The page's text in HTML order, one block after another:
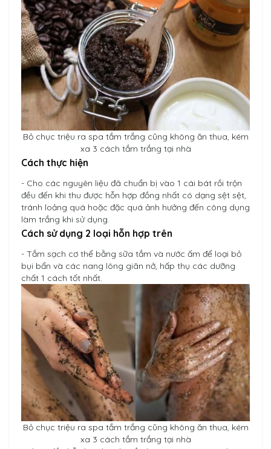
Bỏ chục triệu ra spa tắm trắng cũng không ăn thua, kém
xa 3 cách tắm trắng tại nhà
Cách thực hiện
- Cho các nguyên liệu đã chuẩn bị vào 1 cái bát rồi trộn
đều đến khi thu được hỗn hợp đồng nhất có dạng sệt sệt,
tránh loảng quá hoặc đặc quá ảnh hưởng đến công dụng
làm trắng khi sử dụng.
Cách sử dụng 2 loại hỗn hợp trên
- Tắm sạch cơ thể bằng sữa tắm và nước ấm để loại bỏ
bụi bẩn và các nang lông giãn nở, hấp thụ các dưỡng
chất 1 cách tốt nhất.
Bỏ chục triệu ra spa tắm trắng cũng không ăn thua, kém
xa 3 cách tắm trắng tại nhà